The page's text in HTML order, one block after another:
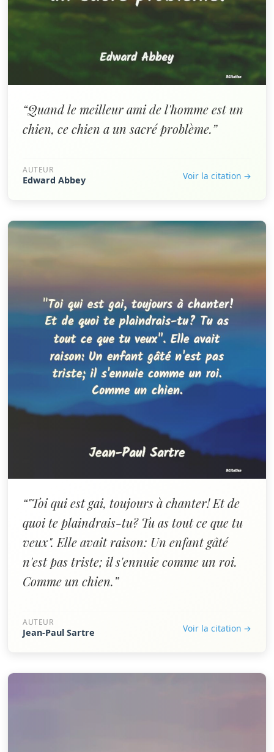
“Quand le meilleur ami de l'homme est un
chien, ce chien a un sacré problème.”
AUTEUR
Edward Abbey Voir la citation →
“"Toi qui est gai, toujours à chanter! Et de
quoi te plaindrais-tu? Tu as tout ce que tu
veux". Elle avait raison: Un enfant gâté
n'est pas triste; il s'ennuie comme un roi.
Comme un chien.”
AUTEUR
Jean-Paul Sartre Voir la citation →